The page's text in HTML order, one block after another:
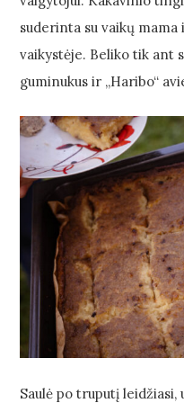
suderinta su vaikų
vaikystėje. Beliko tik ant
guminukus ir „Haribo“
Saulė po truputį leidžiasi,